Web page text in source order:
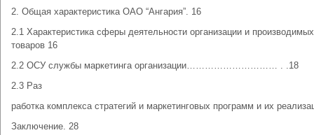
2. Общая характеристика ОАО “Ангария”. 16
2.1 Характеристика сферы деятельности организации и
товаров 16
2.2 ОСУ службы маркетинга организации………………………… . .18
2.3 Раз
работка комплекса стратегий и маркетинговых программ и их
Заключение. 28